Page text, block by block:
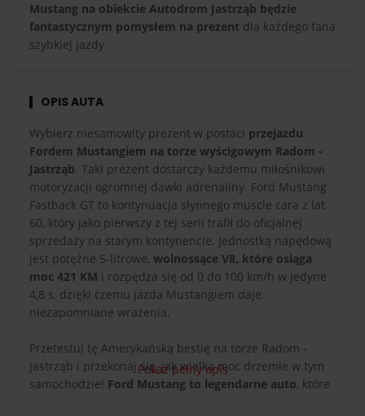
Mustang na obiekcie Autodrom Jastrząb będzie
fantastycznym pomysłem na prezent dla każdego fana
szybkiej jazdy.
OPIS AUTA
Wybierz niesamowity prezent w postaci przejazdu
Fordem Mustangiem na torze wyścigowym Radom -
Jastrząb. Taki prezent dostarczy każdemu miłośnikowi
motoryzacji ogromnej dawki adrenaliny. Ford Mustang
Fastback GT to kontynuacja słynnego muscle cara z lat
60, który jako pierwszy z tej serii trafił do oficjalnej
sprzedaży na starym kontynencie. Jednostką napędową
jest potężne 5-litrowe, wolnossące V8, które osiąga
moc 421 KM i rozpędza się od 0 do 100 km/h w jedyne
4,8 s, dzięki czemu jazda Mustangiem daje
niezapomniane wrażenia.
Przetestuj tę Amerykańską bestię na torze Radom -
Jastrząb i przekonaj się, jak wielka moc drzemie w tym
samochodzie! Ford Mustang to legendarne auto, które
Pokaż pełny opis